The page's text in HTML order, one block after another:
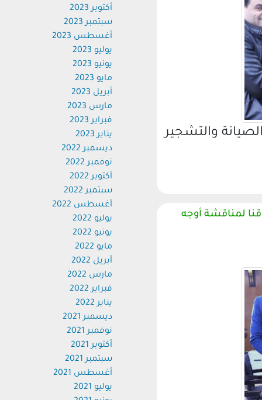
والتشجير
لمناقشة أوجه
أكتوبر 2023
سبتمبر 2023
أغسطس 2023
يوليو 2023
يونيو 2023
مايو 2023
أبريل 2023
مارس 2023
فبراير 2023
يناير 2023
ديسمبر 2022
نوفمبر 2022
أكتوبر 2022
سبتمبر 2022
أغسطس 2022
يوليو 2022
يونيو 2022
مايو 2022
أبريل 2022
مارس 2022
فبراير 2022
يناير 2022
ديسمبر 2021
نوفمبر 2021
أكتوبر 2021
سبتمبر 2021
أغسطس 2021
يوليو 2021